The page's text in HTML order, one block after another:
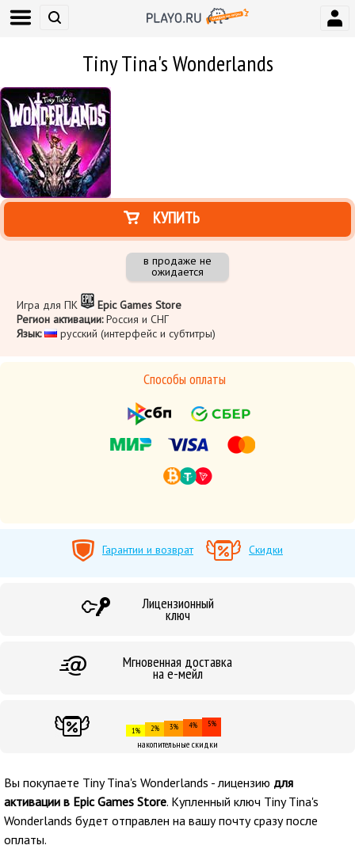
Tiny Tina's Wonderlands
КУПИТЬ
в продаже не
ожидается
Игра для ПК
Epic Games Store
Регион активации:Россия и СНГ
Язык:
русский (интерфейс и субтитры)
Способы оплаты
Гарантии и возврат Скидки
Лицензионный
ключ
Мгновенная доставка
на е-мейл
1% 2% 3% 4% 5%
накопительные скидки
Вы покупаете Tiny Tina's Wonderlands - лицензию для
активации в Epic Games Store. Купленный ключ Tiny Tina's
Wonderlands будет отправлен на вашу почту сразу после
оплаты.